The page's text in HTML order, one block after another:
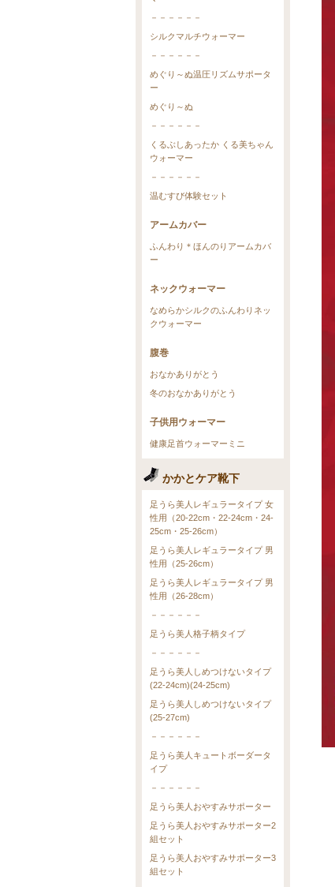
－－－－－－
シルクマルチウォーマー
－－－－－－
めぐり～ぬ温圧リズムサポータ
ー
めぐり～ぬ
－－－－－－
くるぶしあったか くる美ちゃん
ウォーマー
－－－－－－
温むすび体験セット
アームカバー
ふんわり＊ほんのりアームカバ
ー
ネックウォーマー
なめらかシルクのふんわりネッ
クウォーマー
腹巻
おなかありがとう
冬のおなかありがとう
子供用ウォーマー
健康足首ウォーマーミニ
かかとケア靴下
足うら美人レギュラータイプ 女
性用（20-22cm・22-24cm・24-
25cm・25-26cm）
足うら美人レギュラータイプ 男
性用（25-26cm）
足うら美人レギュラータイプ 男
性用（26-28cm）
－－－－－－
足うら美人格子柄タイプ
－－－－－－
足うら美人しめつけないタイプ
(22-24cm)(24-25cm)
足うら美人しめつけないタイプ
(25-27cm)
－－－－－－
足うら美人キュートボーダータ
イプ
－－－－－－
足うら美人おやすみサポーター
足うら美人おやすみサポーター2
組セット
足うら美人おやすみサポーター3
組セット